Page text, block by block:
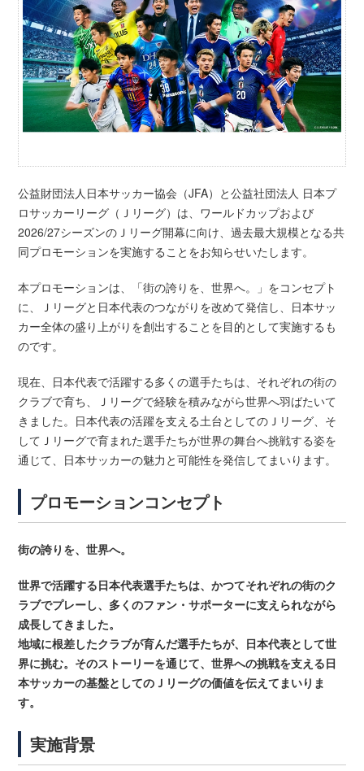
公益財団法人日本サッカー協会（JFA）と公益社団法人 日本プ
ロサッカーリーグ（Ｊリーグ）は、ワールドカップおよび
2026/27シーズンのＪリーグ開幕に向け、過去最大規模となる共
同プロモーションを実施することをお知らせいたします。
本プロモーションは、「街の誇りを、世界へ。」をコンセプト
に、Ｊリーグと日本代表のつながりを改めて発信し、日本サッ
カー全体の盛り上がりを創出することを目的として実施するも
のです。
現在、日本代表で活躍する多くの選手たちは、それぞれの街の
クラブで育ち、Ｊリーグで経験を積みながら世界へ羽ばたいて
きました。日本代表の活躍を支える土台としてのＪリーグ、そ
してＪリーグで育まれた選手たちが世界の舞台へ挑戦する姿を
通じて、日本サッカーの魅力と可能性を発信してまいります。
プロモーションコンセプト
街の誇りを、世界へ。
世界で活躍する日本代表選手たちは、かつてそれぞれの街のク
ラブでプレーし、多くのファン・サポーターに支えられながら
成長してきました。
地域に根差したクラブが育んだ選手たちが、日本代表として世
界に挑む。そのストーリーを通じて、世界への挑戦を支える日
本サッカーの基盤としてのＪリーグの価値を伝えてまいりま
す。
実施背景